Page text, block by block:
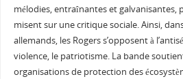
mélodies, entraînantes et galvanisantes,
misent sur une critique sociale. Ainsi,
allemands, les Rogers s’opposent à
violence, le patriotisme. La bande
organisations de protection des